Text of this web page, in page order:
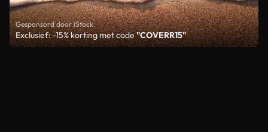
Gesponsord door iStock
Exclusief: -15% korting met code"COVERR15"